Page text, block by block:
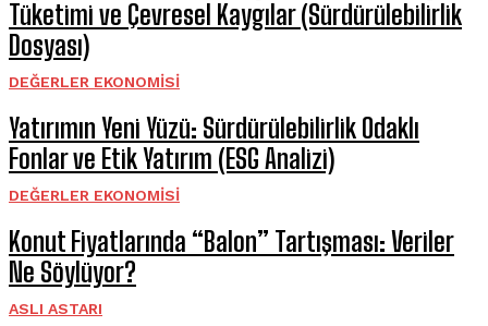
Tüketimi ve Çevresel Kaygılar (Sürdürülebilirlik
Dosyası)
DEĞERLER EKONOMISI
Yatırımın Yeni Yüzü: Sürdürülebilirlik Odaklı
Fonlar ve Etik Yatırım (ESG Analizi)
DEĞERLER EKONOMISI
Konut Fiyatlarında “Balon” Tartışması: Veriler
Ne Söylüyor?
ASLI ASTARI